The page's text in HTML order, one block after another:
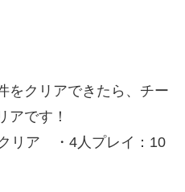
をクリアできたら、チー
アです！
リア ・4人プレイ：10